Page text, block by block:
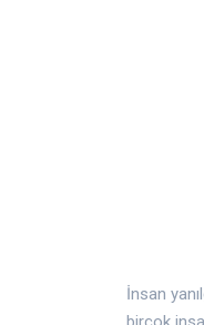
İnsan